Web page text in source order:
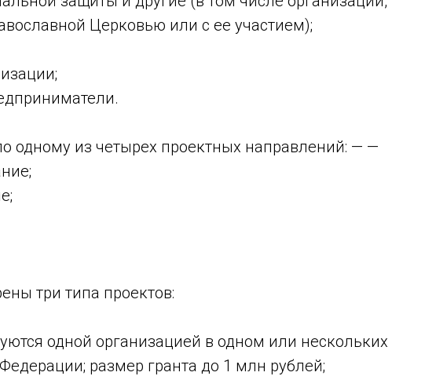
Церковью или с ее участием);
одному из четырех проектных направлений: — —
три типа проектов:
одной организацией в одном или нескольких
размер гранта до 1 млн рублей;